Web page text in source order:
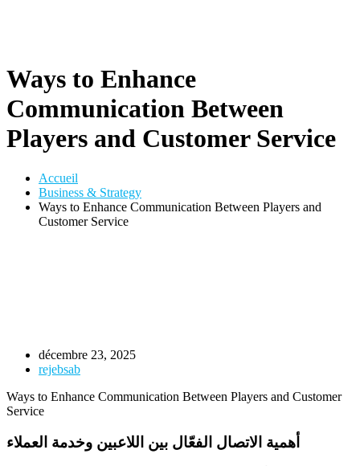
Ways to Enhance
Communication Between
Players and Customer Service
Accueil
Business & Strategy
Ways to Enhance Communication Between Players and
Customer Service
décembre 23, 2025
rejebsab
Ways to Enhance Communication Between Players and Customer
Service
أهمية الاتصال الفعّال بين اللاعبين وخدمة العملاء